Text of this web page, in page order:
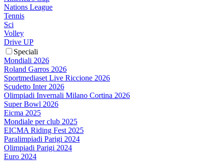
Nations League
Tennis
Sci
Volley
Drive UP
Speciali
Mondiali 2026
Roland Garros 2026
Sportmediaset Live Riccione 2026
Scudetto Inter 2026
Olimpiadi Invernali Milano Cortina 2026
Super Bowl 2026
Eicma 2025
Mondiale per club 2025
EICMA Riding Fest 2025
Paralimpiadi Parigi 2024
Olimpiadi Parigi 2024
Euro 2024